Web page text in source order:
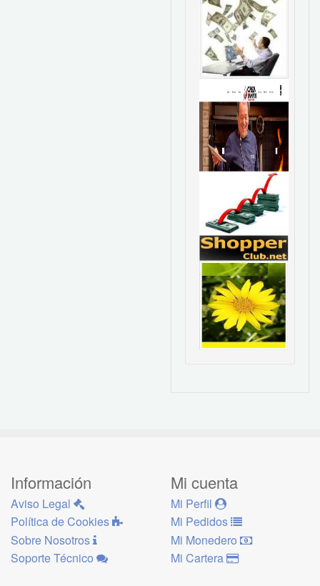
Información
Aviso Legal
Política de Cookies
Sobre Nosotros
Soporte Técnico
Mi cuenta
Mi Perfil
Mi Pedidos
Mi Monedero
Mi Cartera